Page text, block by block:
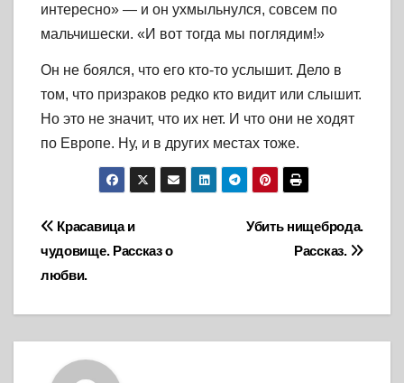
интересно» — и он ухмыльнулся, совсем по
мальчишески. «И вот тогда мы поглядим!»
Он не боялся, что его кто-то услышит. Дело в
том, что призраков редко кто видит или слышит.
Но это не значит, что их нет. И что они не ходят
по Европе. Ну, и в других местах тоже.
Навигация
по
записям
Убить нищеброда.
Рассказ.
Красавица и
чудовище. Рассказ о
любви.